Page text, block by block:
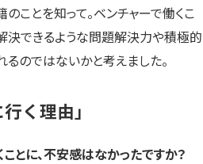
ことを知って。ベンチャーで働くこ
決できるような問題解決力や積極的
のではないかと考えました。
く理由」
とに、不安感はなかったですか？